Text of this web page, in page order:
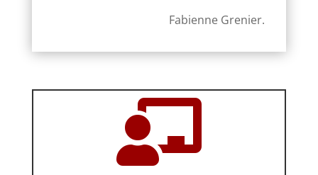
Fabienne Grenier.
